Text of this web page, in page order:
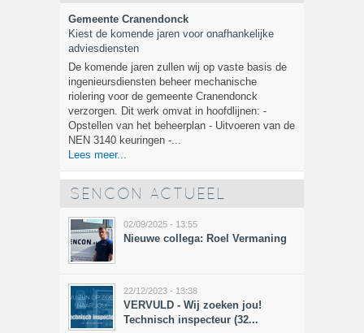
Gemeente Cranendonck
Kiest de komende jaren voor onafhankelijke
adviesdiensten
De komende jaren zullen wij op vaste basis de
ingenieursdiensten beheer mechanische
riolering voor de gemeente Cranendonck
verzorgen. Dit werk omvat in hoofdlijnen: -
Opstellen van het beheerplan - Uitvoeren van de
NEN 3140 keuringen -...
Lees meer...
SENCON ACTUEEL
02/09/2025 - 13:55
Nieuwe collega: Roel Vermaning
22/12/2023 - 13:38
VERVULD - Wij zoeken jou!
Technisch inspecteur (32...